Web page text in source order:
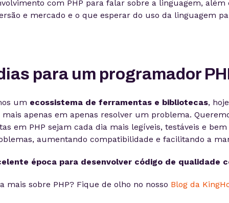
com PHP para falar sobre a linguagem, além
e mercado e o que esperar do uso da linguagem
para um programador
um ecossistema de ferramentas e bibliotecas,
apenas em apenas resolver um problema.
em PHP sejam cada dia mais legíveis, testáveis e
aumentando compatibilidade e facilitando a
época para desenvolver código de qualidade
mais sobre PHP? Fique de olho no nosso Blog da